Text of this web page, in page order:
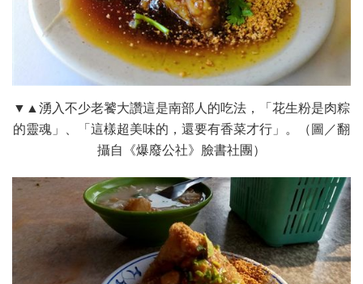
▼▲湧入不少老饕大讚這是南部人的吃法，「花生粉是肉粽
的靈魂」、「這樣超美味的，還要有香菜才行」。（圖／翻
攝自《爆廢公社》臉書社團）